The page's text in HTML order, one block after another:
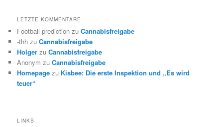
LETZTE KOMMENTARE
Football prediction zuCannabisfreigabe
-thh zuCannabisfreigabe
Holger zuCannabisfreigabe
Anonym zuCannabisfreigabe
Homepage zu Kisbee: Die erste Inspektion und „Es wird
teuer“
LINKS